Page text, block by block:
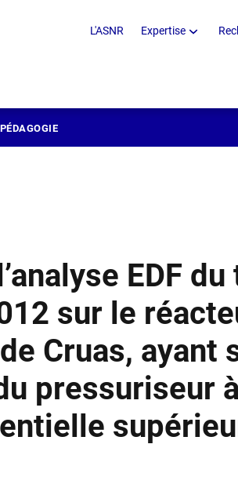
L'ASNR Expertise
EDF
sur le
Cruas, ayant
pressuriseur